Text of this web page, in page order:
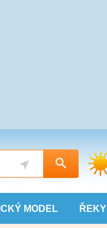
MODEL ŘEKY